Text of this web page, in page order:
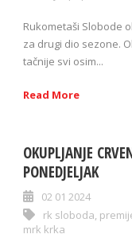
Rukometaši Slobode
za drugi dio sezone.
tačnije svi osim...
Read More
OKUPLJANJE
PONEDJELJAK
02 01 2024
rk sloboda,
mrk krka